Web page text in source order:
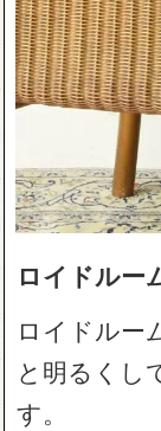
ロイドルー
ロイドルー
と明るくし
す。